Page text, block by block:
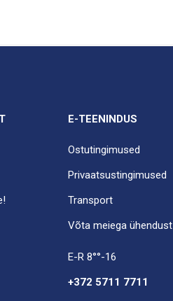
E-TEENINDUS
Ostutingimused
Privaatsustingimused
Transport
Võta meiega ühendust
E-R 8°°-16
+372 5711 7711